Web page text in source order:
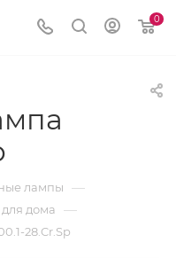
0
лампы —
дома —
28.Cr.Sp